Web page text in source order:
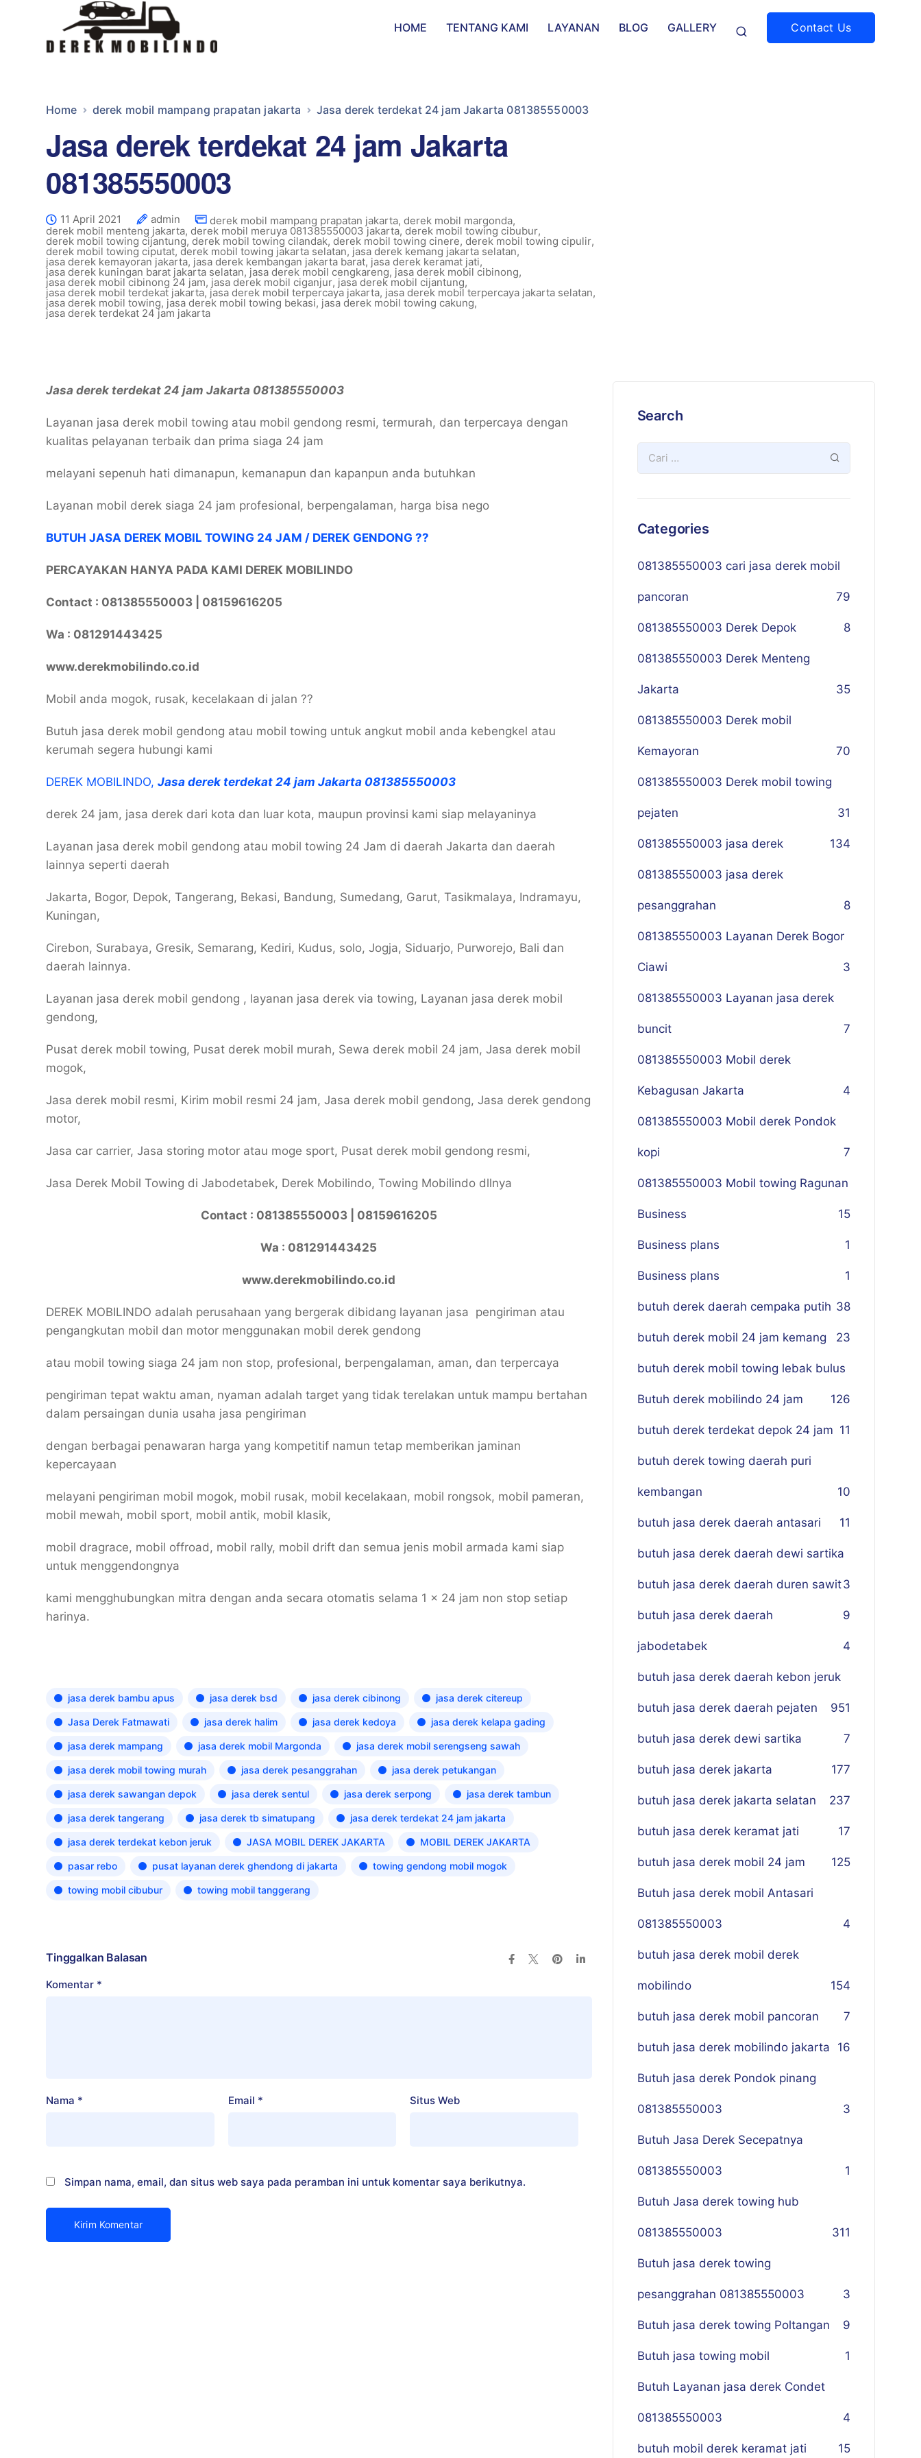
HOME TENTANG KAMI LAYANAN BLOG GALLERY Contact Us
Home derek mobil mampang prapatan jakarta Jasa derek terdekat 24 jam Jakarta 081385550003
Jasa derek terdekat 24 jam Jakarta
081385550003
11 April 2021 admin derek mobil mampang prapatan jakarta, derek mobil margonda,
derek mobil menteng jakarta, derek mobil meruya 081385550003 jakarta, derek mobil towing cibubur,
derek mobil towing cijantung, derek mobil towing cilandak, derek mobil towing cinere, derek mobil towing cipulir,
derek mobil towing ciputat, derek mobil towing jakarta selatan, jasa derek kemang jakarta selatan,
jasa derek kemayoran jakarta, jasa derek kembangan jakarta barat, jasa derek keramat jati,
jasa derek kuningan barat jakarta selatan, jasa derek mobil cengkareng, jasa derek mobil cibinong,
jasa derek mobil cibinong 24 jam, jasa derek mobil ciganjur, jasa derek mobil cijantung,
jasa derek mobil terdekat jakarta, jasa derek mobil terpercaya jakarta, jasa derek mobil terpercaya jakarta selatan,
jasa derek mobil towing, jasa derek mobil towing bekasi, jasa derek mobil towing cakung,
jasa derek terdekat 24 jam jakarta
Jasa derek terdekat 24 jam Jakarta 081385550003
Layanan jasa derek mobil towing atau mobil gendong resmi, termurah, dan terpercaya dengan
kualitas pelayanan terbaik dan prima siaga 24 jam
melayani sepenuh hati dimanapun, kemanapun dan kapanpun anda butuhkan
Layanan mobil derek siaga 24 jam profesional, berpengalaman, harga bisa nego
BUTUH JASA DEREK MOBIL TOWING 24 JAM / DEREK GENDONG ??
PERCAYAKAN HANYA PADA KAMI DEREK MOBILINDO
Contact : 081385550003 | 08159616205
Wa : 081291443425
www.derekmobilindo.co.id
Mobil anda mogok, rusak, kecelakaan di jalan ??
Butuh jasa derek mobil gendong atau mobil towing untuk angkut mobil anda kebengkel atau
kerumah segera hubungi kami
DEREK MOBILINDO, Jasa derek terdekat 24 jam Jakarta 081385550003
derek 24 jam, jasa derek dari kota dan luar kota, maupun provinsi kami siap melayaninya
Layanan jasa derek mobil gendong atau mobil towing 24 Jam di daerah Jakarta dan daerah
lainnya seperti daerah
Jakarta, Bogor, Depok, Tangerang, Bekasi, Bandung, Sumedang, Garut, Tasikmalaya, Indramayu,
Kuningan,
Cirebon, Surabaya, Gresik, Semarang, Kediri, Kudus, solo, Jogja, Siduarjo, Purworejo, Bali dan
daerah lainnya.
Layanan jasa derek mobil gendong , layanan jasa derek via towing, Layanan jasa derek mobil
gendong,
Pusat derek mobil towing, Pusat derek mobil murah, Sewa derek mobil 24 jam, Jasa derek mobil
mogok,
Jasa derek mobil resmi, Kirim mobil resmi 24 jam, Jasa derek mobil gendong, Jasa derek gendong
motor,
Jasa car carrier, Jasa storing motor atau moge sport, Pusat derek mobil gendong resmi,
Jasa Derek Mobil Towing di Jabodetabek, Derek Mobilindo, Towing Mobilindo dllnya
Contact : 081385550003 | 08159616205
Wa : 081291443425
www.derekmobilindo.co.id
DEREK MOBILINDO adalah perusahaan yang bergerak dibidang layanan jasa pengiriman atau
pengangkutan mobil dan motor menggunakan mobil derek gendong
atau mobil towing siaga 24 jam non stop, profesional, berpengalaman, aman, dan terpercaya
pengiriman tepat waktu aman, nyaman adalah target yang tidak terelakan untuk mampu bertahan
dalam persaingan dunia usaha jasa pengiriman
dengan berbagai penawaran harga yang kompetitif namun tetap memberikan jaminan
kepercayaan
melayani pengiriman mobil mogok, mobil rusak, mobil kecelakaan, mobil rongsok, mobil pameran,
mobil mewah, mobil sport, mobil antik, mobil klasik,
mobil dragrace, mobil offroad, mobil rally, mobil drift dan semua jenis mobil armada kami siap
untuk menggendongnya
kami mengghubungkan mitra dengan anda secara otomatis selama 1 x 24 jam non stop setiap
harinya.
jasa derek bambu apus jasa derek bsd jasa derek cibinong jasa derek citereup
Jasa Derek Fatmawati jasa derek halim jasa derek kedoya jasa derek kelapa gading
jasa derek mampang jasa derek mobil Margonda jasa derek mobil serengseng sawah
jasa derek mobil towing murah jasa derek pesanggrahan jasa derek petukangan
jasa derek sawangan depok jasa derek sentul jasa derek serpong jasa derek tambun
jasa derek tangerang jasa derek tb simatupang jasa derek terdekat 24 jam jakarta
jasa derek terdekat kebon jeruk JASA MOBIL DEREK JAKARTA MOBIL DEREK JAKARTA
pasar rebo pusat layanan derek ghendong di jakarta towing gendong mobil mogok
towing mobil cibubur towing mobil tanggerang
Tinggalkan Balasan
Komentar *
Nama * Email * Situs Web
Simpan nama, email, dan situs web saya pada peramban ini untuk komentar saya berikutnya.
Search
Categories
081385550003 cari jasa derek mobil
pancoran 79
081385550003 Derek Depok 8
081385550003 Derek Menteng
Jakarta 35
081385550003 Derek mobil
Kemayoran 70
081385550003 Derek mobil towing
pejaten 31
081385550003 jasa derek 134
081385550003 jasa derek
pesanggrahan 8
081385550003 Layanan Derek Bogor
Ciawi 3
081385550003 Layanan jasa derek
buncit 7
081385550003 Mobil derek
Kebagusan Jakarta 4
081385550003 Mobil derek Pondok
kopi 7
081385550003 Mobil towing Ragunan
5
Business 1
Business plans 1
Business plans 1
butuh derek daerah cempaka putih 38
butuh derek mobil 24 jam kemang 23
butuh derek mobil towing lebak bulus
26
Butuh derek mobilindo 24 jam 1
butuh derek terdekat depok 24 jam 11
butuh derek towing daerah puri
kembangan 10
butuh jasa derek daerah antasari 11
butuh jasa derek daerah dewi sartika
3
butuh jasa derek daerah duren sawit
9
butuh jasa derek daerah
jabodetabek 4
butuh jasa derek daerah kebon jeruk
51
butuh jasa derek daerah pejaten 9
butuh jasa derek dewi sartika 7
butuh jasa derek jakarta 177
butuh jasa derek jakarta selatan 237
butuh jasa derek keramat jati 17
butuh jasa derek mobil 24 jam 125
Butuh jasa derek mobil Antasari
081385550003 4
butuh jasa derek mobil derek
mobilindo 154
butuh jasa derek mobil pancoran 7
butuh jasa derek mobilindo jakarta 16
Butuh jasa derek Pondok pinang
081385550003 3
Butuh Jasa Derek Secepatnya
081385550003 1
Butuh Jasa derek towing hub
081385550003 311
Butuh jasa derek towing
pesanggrahan 081385550003 3
Butuh jasa derek towing Poltangan 9
Butuh jasa towing mobil 1
Butuh Layanan jasa derek Condet
081385550003 4
butuh mobil derek keramat jati 15